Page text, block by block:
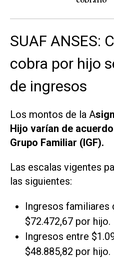
SUAF ANSES:
cobra por hijo
de ingresos
Los montos de la A
Hijo varían de
Grupo Familiar (IGF).
Las escalas vigentes
las siguientes:
Ingresos familiares
$72.472,67 por hijo.
Ingresos entre
$48.885,82 por hijo.